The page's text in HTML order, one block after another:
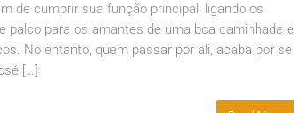
de cumprir sua função principal, ligando os
palco para os amantes de uma boa caminhada e
No entanto, quem passar por ali, acaba por se
[…]